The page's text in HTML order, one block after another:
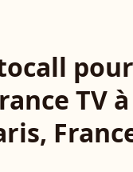
TV